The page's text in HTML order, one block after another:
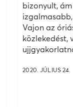
bizonyult,
Vajon az
közlekedést,
2020. JÚLIUS 24.